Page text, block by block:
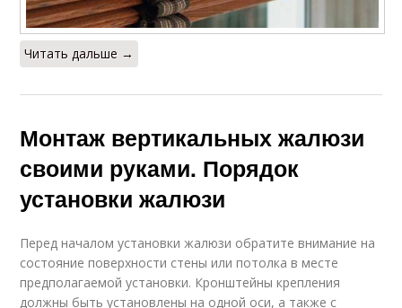
Читать дальше →
Монтаж вертикальных жалюзи
своими руками. Порядок
установки жалюзи
Перед началом установки жалюзи обратите внимание на
состояние поверхности стены или потолка в месте
предполагаемой установки. Кронштейны крепления
должны быть установлены на одной оси, а также с